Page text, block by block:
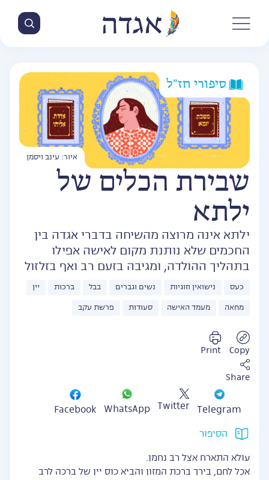
איור: עינב ויסמן
סיפורי חז״ל
שבירת הכלים של
ילתא
ילתא אינה מרוצה מהשיחה בדברי אגדה בין
החכמים שלא נותנת מקום לאישה אפילו
בתהליך ההולדה, ומגיבה בזעם רב ואף בזלזול
כעס נישואין וזוגיות נשים וגברים בבל ברכות יין
מחאה מעמד האישה סעודות פרשת עקב
Copy
Print
Share
Telegram
Twitter
WhatsApp
Facebook
הסיפור
עולא התארח אצל רב נחמן.
אכל לחם, בירך ברכת המזון והביא כוס יין של ברכה לרב